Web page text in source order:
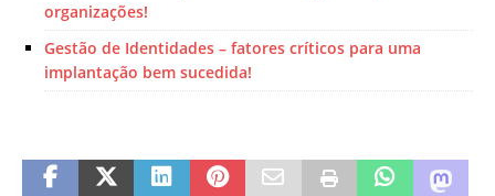
organizações!
Gestão de Identidades – fatores críticos para uma
implantação bem sucedida!